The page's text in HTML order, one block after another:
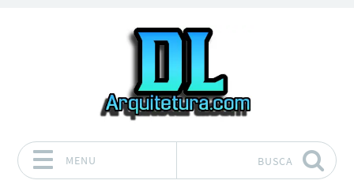
MENU BUSCA